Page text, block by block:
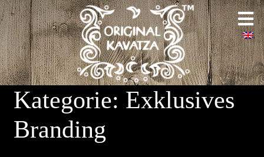
Zur
Navigation
springen
Zum
Inhalt
springen
Startseite
Über uns
Galerie
Kategorie: Exklusives
Branding